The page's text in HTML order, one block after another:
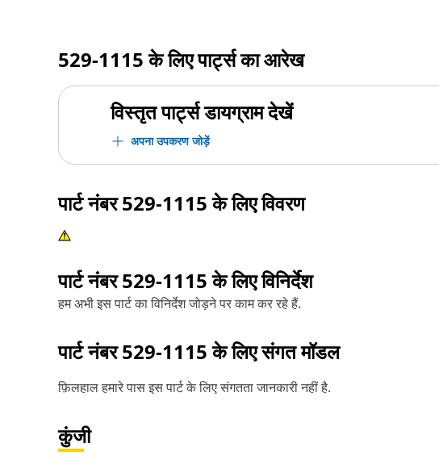
529-1115के लिए पार्ट्स का आरेख
विस्तृत पार्ट्स डायग्राम देखें
अपना उपकरण जोड़ें
पार्ट नंबर529-1115के लिए विवरण
पार्ट नंबर529-1115के लिए विनिर्देश
हम अभी इस पार्ट का विनिर्देश जोड़ने पर काम कर रहे हैं.
पार्ट नंबर529-1115के लिए संगत मॉडल
फ़िलहाल हमारे पास इस पार्ट के लिए संगतता जानकारी नहीं है.
कुंजी